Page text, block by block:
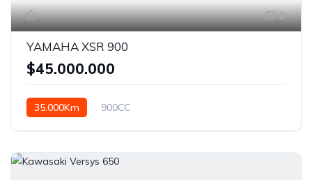
8
YAMAHA XSR 900
$45.000.000
35.000Km 900CC